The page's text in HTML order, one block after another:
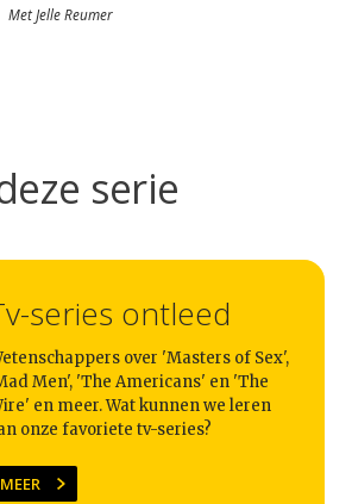
Home
Video
Podcast
Artikelen
Contact
MetJelle Reumer
serie
series ontleed
over 'Masters of Sex',
Men', 'The Americans' en 'The
en meer. Wat kunnen we leren
onze favoriete tv-series?
MEER